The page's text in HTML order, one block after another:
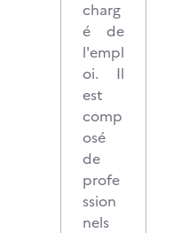
charg
é de
l'empl
oi. Il
est
comp
osé
de
profe
ssion
nels